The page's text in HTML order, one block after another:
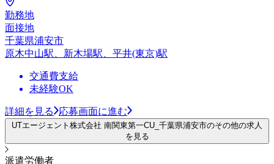
勤務地
面接地
千葉県浦安市
原木中山駅、新木場駅、平井(東京)駅
交通費支給
未経験OK
詳細を見る 応募画面に進む
UTエージェント株式会社 南関東第一CU_千葉県浦安市のその他の求人
を見る
派遣労働者